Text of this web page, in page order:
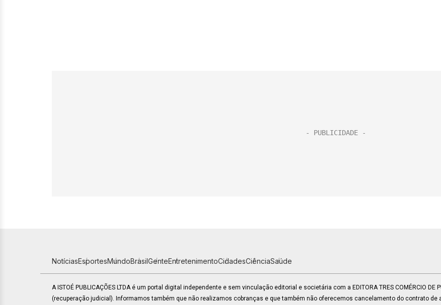
NotíciasEsportesMundoBrasilGenteEntretenimentoCidadesCiênciaSaúde
A ISTOÉ PUBLICAÇÕES LTDA é um portal digital independente e sem vinculação editorial e societária com a EDITORA TRES COMÉRCIO DE
(recuperação judicial). Informamos também que não realizamos cobranças e que também não oferecemos cancelamento do contrato de